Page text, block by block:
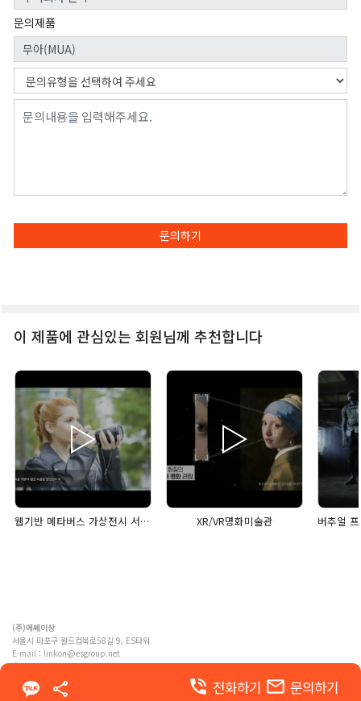
문의제품
문의하기
이 제품에 관심있는 회원님께 추천합니다
웹기반 메타버스 가상전시 서비스 NETstarium XR/VR명화미술관
phone_in_talk 전화하기 email 문의하기
(주)메쎄이상
서울시 마포구 월드컵북로58길 9, ES타워
E-mail : linkon@esgroup.net
ⓒ MESSE ESANG. Co., Ltd. ALL RIGHTS RESERVED
이용약관